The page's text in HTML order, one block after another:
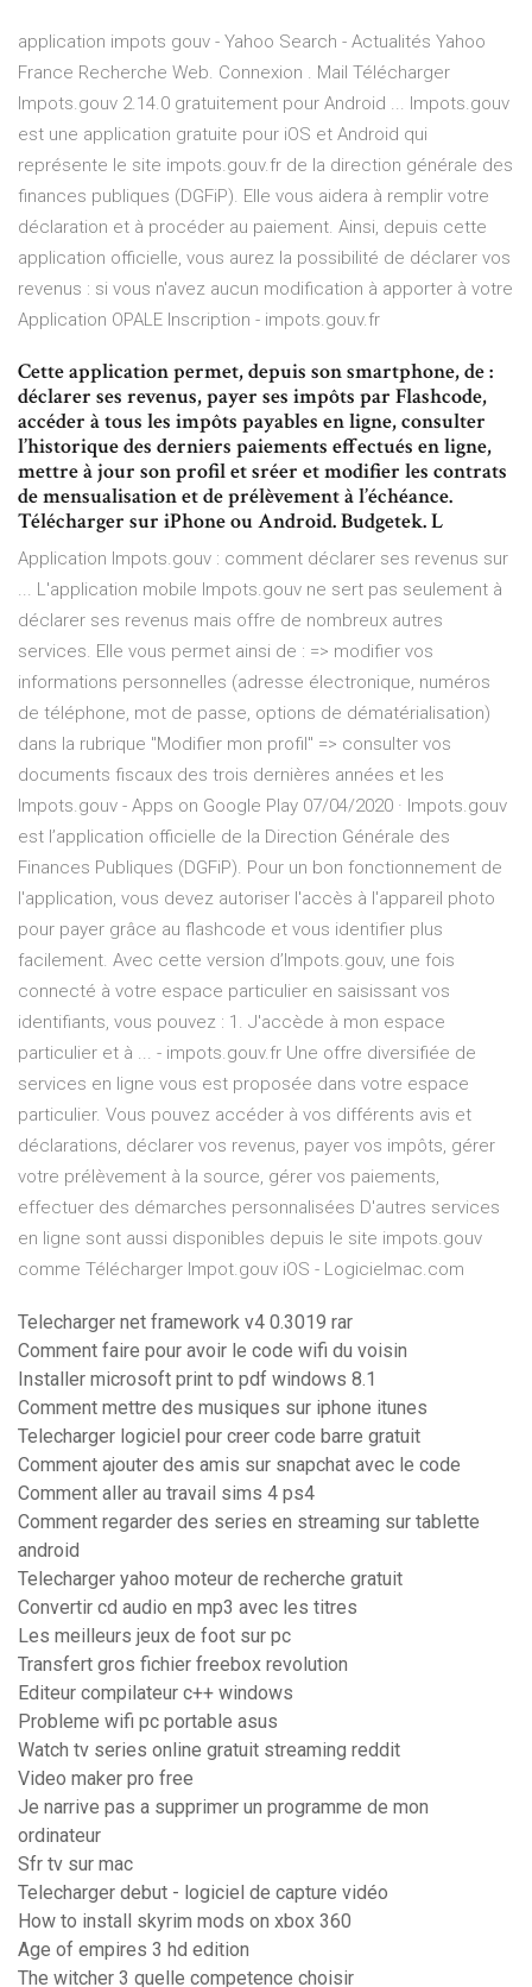
application impots gouv - Yahoo Search - Actualités Yahoo
France Recherche Web. Connexion . Mail Télécharger
Impots.gouv 2.14.0 gratuitement pour Android ... Impots.gouv
est une application gratuite pour iOS et Android qui
représente le site impots.gouv.fr de la direction générale des
finances publiques (DGFiP). Elle vous aidera à remplir votre
déclaration et à procéder au paiement. Ainsi, depuis cette
application officielle, vous aurez la possibilité de déclarer vos
revenus : si vous n'avez aucun modification à apporter à votre
Application OPALE Inscription - impots.gouv.fr
Cette application permet, depuis son smartphone, de :
déclarer ses revenus, payer ses impôts par Flashcode,
accéder à tous les impôts payables en ligne, consulter
l’historique des derniers paiements effectués en ligne,
mettre à jour son profil et sréer et modifier les contrats
de mensualisation et de prélèvement à l’échéance.
Télécharger sur iPhone ou Android. Budgetek. L
Application Impots.gouv : comment déclarer ses revenus sur
... L'application mobile Impots.gouv ne sert pas seulement à
déclarer ses revenus mais offre de nombreux autres
services. Elle vous permet ainsi de : => modifier vos
informations personnelles (adresse électronique, numéros
de téléphone, mot de passe, options de dématérialisation)
dans la rubrique "Modifier mon profil" => consulter vos
documents fiscaux des trois dernières années et les
Impots.gouv - Apps on Google Play 07/04/2020 · Impots.gouv
est l’application officielle de la Direction Générale des
Finances Publiques (DGFiP). Pour un bon fonctionnement de
l'application, vous devez autoriser l'accès à l'appareil photo
pour payer grâce au flashcode et vous identifier plus
facilement. Avec cette version d’Impots.gouv, une fois
connecté à votre espace particulier en saisissant vos
identifiants, vous pouvez : 1. J'accède à mon espace
particulier et à ... - impots.gouv.fr Une offre diversifiée de
services en ligne vous est proposée dans votre espace
particulier. Vous pouvez accéder à vos différents avis et
déclarations, déclarer vos revenus, payer vos impôts, gérer
votre prélèvement à la source, gérer vos paiements,
effectuer des démarches personnalisées D'autres services
en ligne sont aussi disponibles depuis le site impots.gouv
comme Télécharger Impot.gouv iOS - Logicielmac.com
Telecharger net framework v4 0.3019 rar
Comment faire pour avoir le code wifi du voisin
Installer microsoft print to pdf windows 8.1
Comment mettre des musiques sur iphone itunes
Telecharger logiciel pour creer code barre gratuit
Comment ajouter des amis sur snapchat avec le code
Comment aller au travail sims 4 ps4
Comment regarder des series en streaming sur tablette
android
Telecharger yahoo moteur de recherche gratuit
Convertir cd audio en mp3 avec les titres
Les meilleurs jeux de foot sur pc
Transfert gros fichier freebox revolution
Editeur compilateur c++ windows
Probleme wifi pc portable asus
Watch tv series online gratuit streaming reddit
Video maker pro free
Je narrive pas a supprimer un programme de mon
ordinateur
Sfr tv sur mac
Telecharger debut - logiciel de capture vidéo
How to install skyrim mods on xbox 360
Age of empires 3 hd edition
The witcher 3 quelle competence choisir